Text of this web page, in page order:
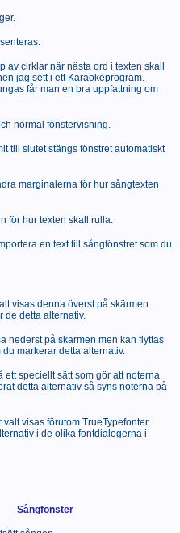
av cirklar när nästa ord i texten skall
jag sett i ett Karaokeprogram.
får man en bra uppfattning om
normal fönstervisning.
till slutet stängs fönstret automatiskt
marginalerna för hur sångtexten
för hur texten skall rulla.
en text till sångfönstret som du
visas denna överst på skärmen.
de detta alternativ.
nederst på skärmen men kan flyttas
markerar detta alternativ.
ett speciellt sätt som gör att noterna
detta alternativ så syns noterna på
valt visas förutom TrueTypefonter
i de olika fontdialogerna i
Sångfönster